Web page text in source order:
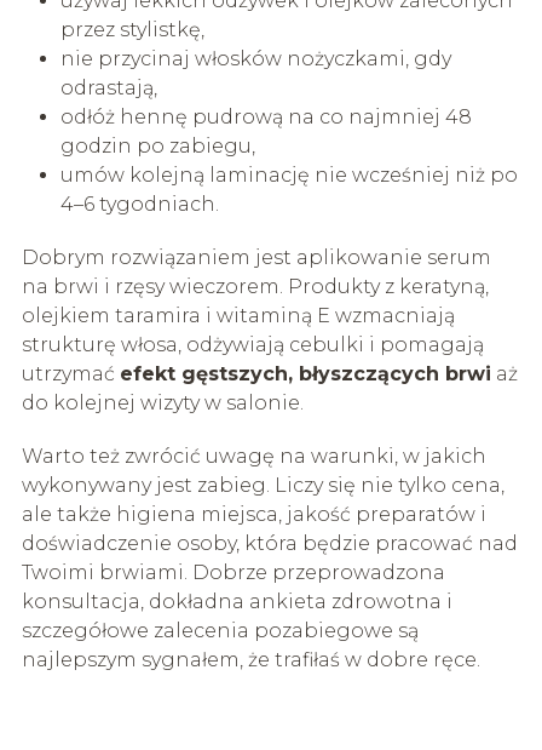
przez stylistkę,
nie przycinaj włosków nożyczkami, gdy
odrastają,
odłóż hennę pudrową na co najmniej 48
godzin po zabiegu,
umów kolejną laminację nie wcześniej niż po
4–6 tygodniach.
Dobrym rozwiązaniem jest aplikowanie serum
na brwi i rzęsy wieczorem. Produkty z keratyną,
olejkiem taramira i witaminą E wzmacniają
strukturę włosa, odżywiają cebulki i pomagają
utrzymać efekt gęstszych, błyszczących brwi aż
do kolejnej wizyty w salonie.
Warto też zwrócić uwagę na warunki, w jakich
wykonywany jest zabieg. Liczy się nie tylko cena,
ale także higiena miejsca, jakość preparatów i
doświadczenie osoby, która będzie pracować nad
Twoimi brwiami. Dobrze przeprowadzona
konsultacja, dokładna ankieta zdrowotna i
szczegółowe zalecenia pozabiegowe są
najlepszym sygnałem, że trafiłaś w dobre ręce.